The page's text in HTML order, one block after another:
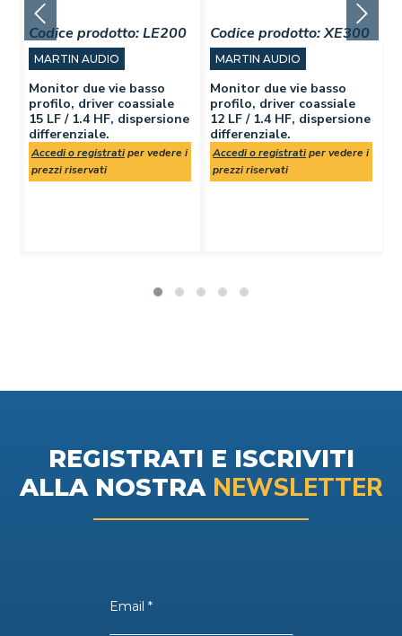
Codice prodotto:LE200
MARTIN AUDIO
Monitor due vie basso
profilo, driver coassiale
15 LF / 1.4 HF, dispersione
differenziale.
Accedi o registratiper vedere i
prezzi riservati
Codice prodotto:XE300
MARTIN AUDIO
Monitor due vie basso
profilo, driver coassiale
12 LF / 1.4 HF, dispersione
differenziale.
Accedi o registratiper vedere i
prezzi riservati
REGISTRATI E ISCRIVITI
ALLA NOSTRA NEWSLETTER